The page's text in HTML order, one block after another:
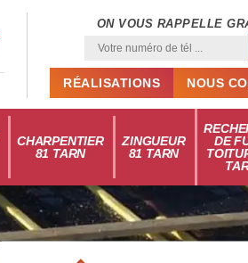
ON VOUS RAPPELLE
RÉALISATIONS NOUS
CHARPENTIER
81 TARN
ZINGUEUR
81 TARN
DE